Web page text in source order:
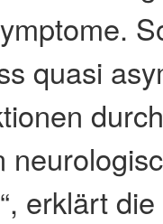
quasi
erklärt